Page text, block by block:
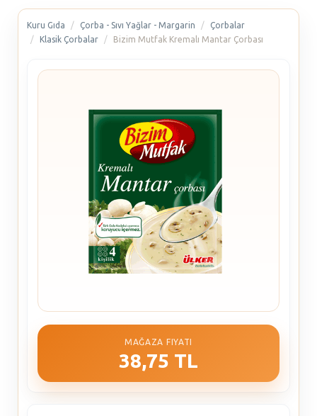
Kuru Gıda Çorba - Sıvı Yağlar - Margarin
Çorbalar
Klasik Çorbalar
Bizim Mutfak Kremalı Mantar Çorbası
MAĞAZA FIYATI
38,75 TL